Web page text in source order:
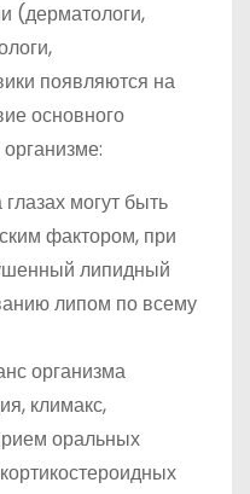
(дерматологи,
появляются на
основного
могут быть
фактором, при
липидный
липом по всему
организма
климакс,
оральных